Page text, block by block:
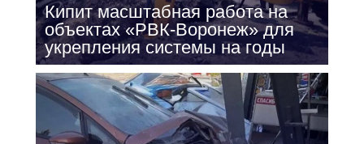
Кипит масштабная работа на
объектах «РВК-Воронеж» для
укрепления системы на годы